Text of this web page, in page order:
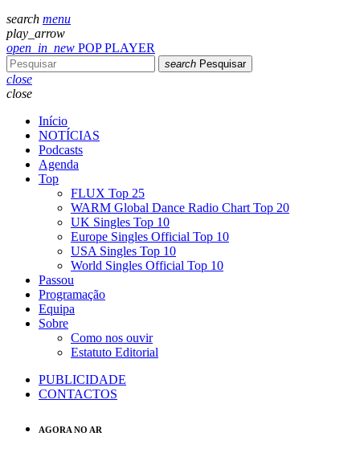
search menu
play_arrow
open_in_new POP PLAYER
search Pesquisar
close
close
Início
NOTÍCIAS
Podcasts
Agenda
Top
FLUX Top 25
WARM Global Dance Radio Chart Top 20
UK Singles Top 10
Europe Singles Official Top 10
USA Singles Top 10
World Singles Official Top 10
Passou
Programação
Equipa
Sobre
Como nos ouvir
Estatuto Editorial
PUBLICIDADE
CONTACTOS
AGORA NO AR